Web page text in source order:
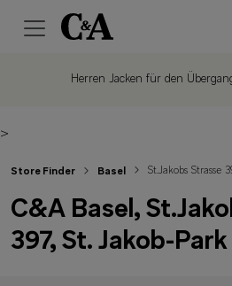
Herren Jacken für den
>
Store Finder Basel St.Jakobs Strasse
C&A Basel,
397, St. Jakob-Park